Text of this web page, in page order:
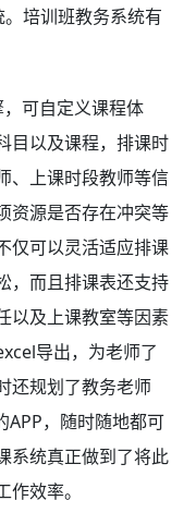
培训班教务系统有
可自定义课程体
目以及课程，排课时
、上课时段教师等信
资源是否存在冲突等
仅可以灵活适应排课
，而且排课表还支持
以及上课教室等因素
导出，为老师了
还规划了教务老师
APP，随时随地都可
系统真正做到了将此
效率。